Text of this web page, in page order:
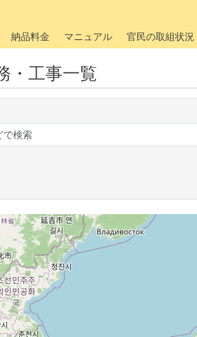
納品料金 マニュアル 官民の取組状況
・工事一覧